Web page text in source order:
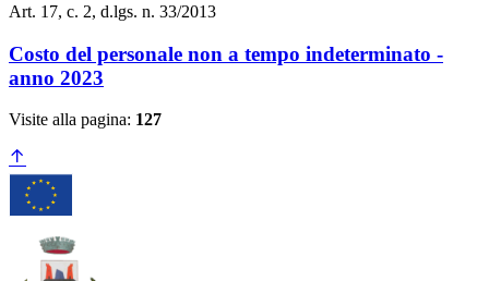
Art. 17, c. 2, d.lgs. n. 33/2013
Costo del personale non a tempo indeterminato -
anno 2023
Visite alla pagina: 127